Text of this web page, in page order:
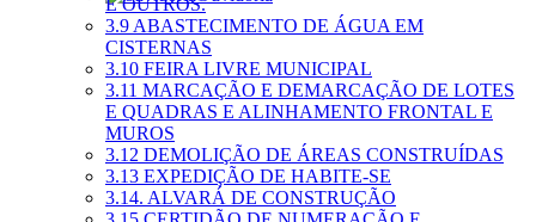
E OUTROS.
3.9 ABASTECIMENTO DE ÁGUA EM
CISTERNAS
3.10 FEIRA LIVRE MUNICIPAL
3.11 MARCAÇÃO E DEMARCAÇÃO DE LOTES
E QUADRAS E ALINHAMENTO FRONTAL E
MUROS
3.12 DEMOLIÇÃO DE ÁREAS CONSTRUÍDAS
3.13 EXPEDIÇÃO DE HABITE-SE
3.14. ALVARÁ DE CONSTRUÇÃO